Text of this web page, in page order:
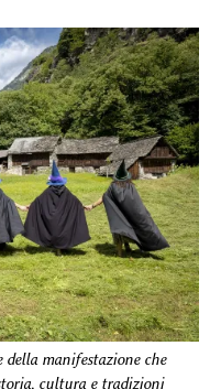
manifestazione che
cultura e tradizioni